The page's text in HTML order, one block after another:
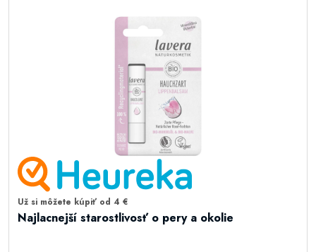
Už si môžete kúpiť od 4 €
Najlacnejší starostlivosť o pery a okolie